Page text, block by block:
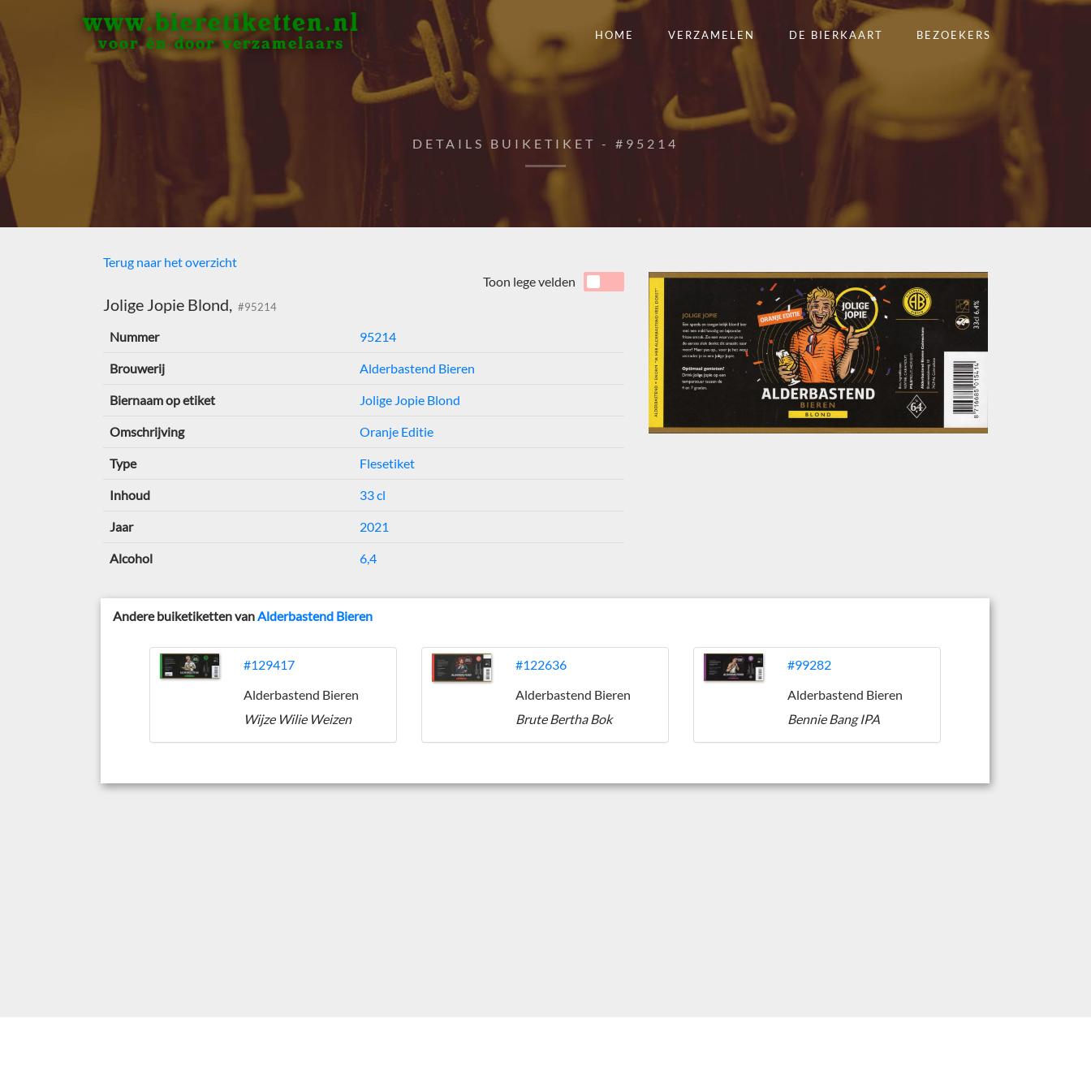
www.bieretiketten.nl
voor én door verzamelaars
HOME VERZAMELEN DE BIERKAART BEZOEKERS
DETAILS BUIKETIKET - #95214
Terug naar het overzicht
Jolige Jopie Blond, #95214
Toon lege velden
Nummer 95214
Brouwerij Alderbastend Bieren
Biernaam op etiket Jolige Jopie Blond
Omschrijving Oranje Editie
Type Flesetiket
Inhoud 33 cl
Jaar 2021
Alcohol 6,4
Andere buiketiketten vanAlderbastend Bieren
#129417
Alderbastend Bieren
Wijze Wilie Weizen
#122636
Alderbastend Bieren
Brute Bertha Bok
#99282
Alderbastend Bieren
Bennie Bang IPA